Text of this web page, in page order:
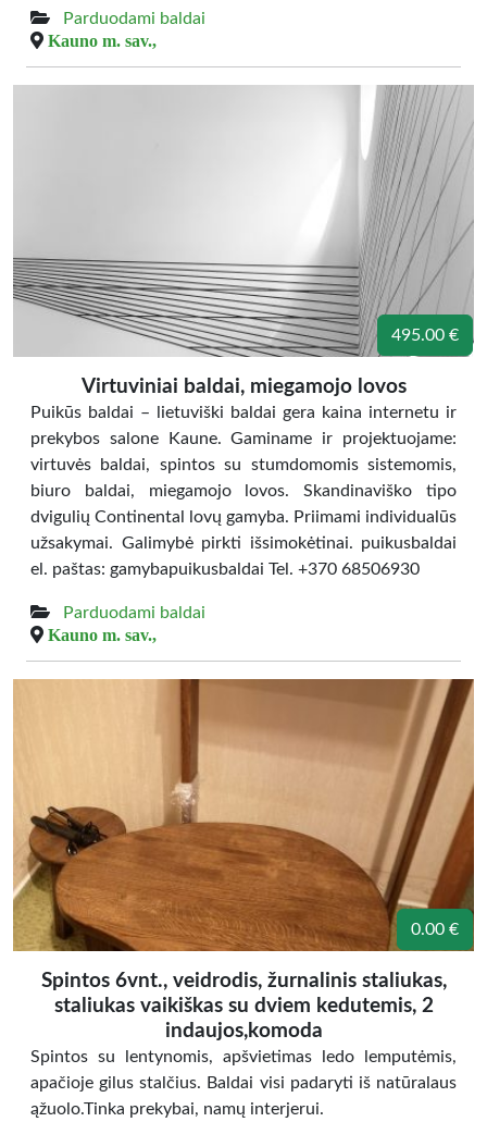
Parduodami baldai
Kauno m. sav.,
495.00 €
Virtuviniai baldai, miegamojo lovos
Puikūs baldai – lietuviški baldai gera kaina internetu ir
prekybos salone Kaune. Gaminame ir projektuojame:
virtuvės baldai, spintos su stumdomomis sistemomis,
biuro baldai, miegamojo lovos. Skandinaviško tipo
dvigulių Continental lovų gamyba. Priimami individualūs
užsakymai. Galimybė pirkti išsimokėtinai. puikusbaldai
el. paštas: gamybapuikusbaldai Tel. +370 68506930
Parduodami baldai
Kauno m. sav.,
0.00 €
Spintos 6vnt., veidrodis, žurnalinis staliukas,
staliukas vaikiškas su dviem kedutemis, 2
indaujos,komoda
Spintos su lentynomis, apšvietimas ledo lemputėmis,
apačioje gilus stalčius. Baldai visi padaryti iš natūralaus
ąžuolo.Tinka prekybai, namų interjerui.